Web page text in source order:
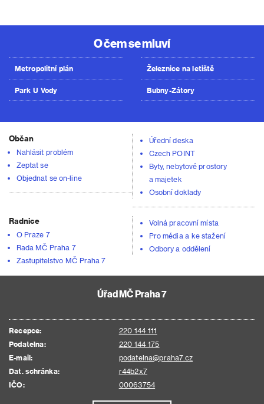
O čem se mluví
Metropolitní plán
Park U Vody
Železnice na letiště
Bubny-Zátory
Občan
Nahlásit problém
Zeptat se
Objednat se on-line
Úřední deska
Czech POINT
Byty, nebytové prostory
a majetek
Osobní doklady
Radnice
O Praze 7
Rada MČ Praha 7
Zastupitelstvo MČ Praha 7
Volná pracovní místa
Pro média a ke stažení
Odbory a oddělení
Úřad MČ Praha 7
Recepce:
220 144 111
Podatelna:
220 144 175
E-mail:
podatelna@praha7.cz
Dat. schránka:
r44b2x7
IČO:
00063754